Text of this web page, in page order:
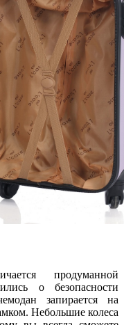
продуманной
о безопасности
запирается на
Небольшие колеса